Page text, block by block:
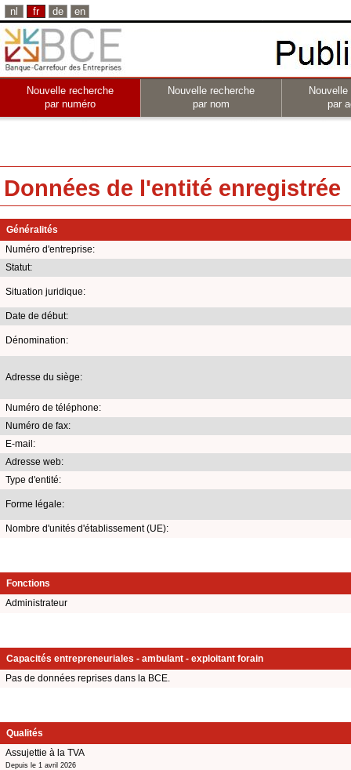
nl fr de en
Nouvelle recherche
par numéro
Nouvelle recherche
par nom
par
Données de l'entité enregistrée
Généralités
Numéro d'entreprise:
Statut:
Situation juridique:
Date de début:
Dénomination:
Adresse du siège:
Numéro de téléphone:
Numéro de fax:
E-mail:
Adresse web:
Type d'entité:
Forme légale:
Nombre d'unités d'établissement (UE):
Fonctions
Administrateur
Capacités entrepreneuriales - ambulant - exploitant forain
Pas de données reprises dans la BCE.
Qualités
Assujettie à la TVA
Depuis le 1 avril 2026